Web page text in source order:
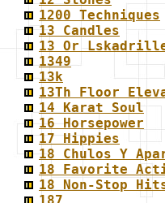
1200 Techniques
13 Candles
13 Or
1349
13k
13Th Floor
14 Karat Soul
16 Horsepower
17 Hippies
18 Chulos Y
18 Favorite
18 Non-Stop